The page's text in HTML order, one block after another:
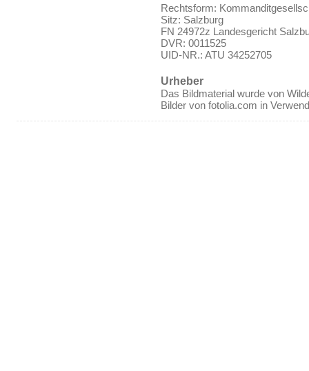
Rechtsform:
Sitz: Salzburg
FN 24972z Landesgericht
DVR: 0011525
UID-NR.: ATU 34252705
Urheber
Das Bildmaterial wurde von
Bilder von fotolia.com in